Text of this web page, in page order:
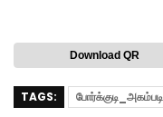
Download QR
TAGS: